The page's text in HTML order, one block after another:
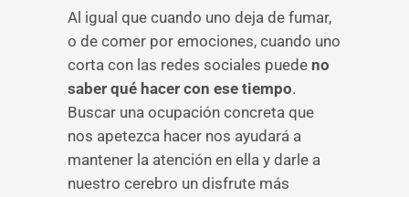
Al igual que cuando uno deja de fumar,
o de comer por emociones, cuando uno
corta con las redes sociales puede no
saber qué hacer con ese tiempo.
Buscar una ocupación concreta que
nos apetezca hacer nos ayudará a
mantener la atención en ella y darle a
nuestro cerebro un disfrute más